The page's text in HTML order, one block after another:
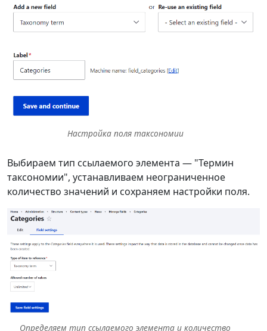
Настройка поля таксономии
Выбираем тип ссылаемого элемента — "Термин
таксономии", устанавливаем неограниченное
количество значений и сохраняем настройки поля.
Определяем тип ссылаемого элемента и количество